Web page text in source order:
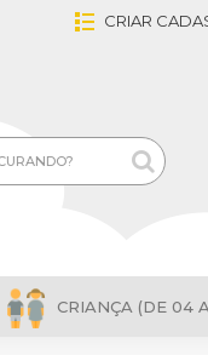
CRIAR
CRIANÇA (DE 04